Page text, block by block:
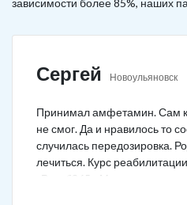
зависимости более 85%, наших
Сергей Новоульяновск
Принимал амфетамин. Сам
не смог. Да и нравилось то
случилась передозировка.
лечиться. Курс
«Рехаб365». Много месяцев